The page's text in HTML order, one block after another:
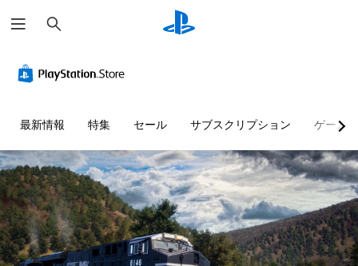
索
最新情報 特集 セール サブスクリプション ゲーム